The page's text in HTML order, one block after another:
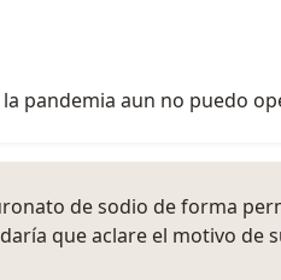
pandemia aun no puedo
de sodio de forma
que aclare el motivo de